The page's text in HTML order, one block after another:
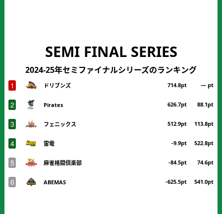
SEMI FINAL SERIES
2024-25年セミファイナルシリーズのランキング
1 ドリブンズ 714.8pt ― pt
2 Pirates 626.7pt 88.1pt
3 フェニックス 512.9pt 113.8pt
4 雷電 -9.9pt 522.8pt
5 麻雀格闘倶楽部 -84.5pt 74.6pt
6 ABEMAS -625.5pt 541.0pt